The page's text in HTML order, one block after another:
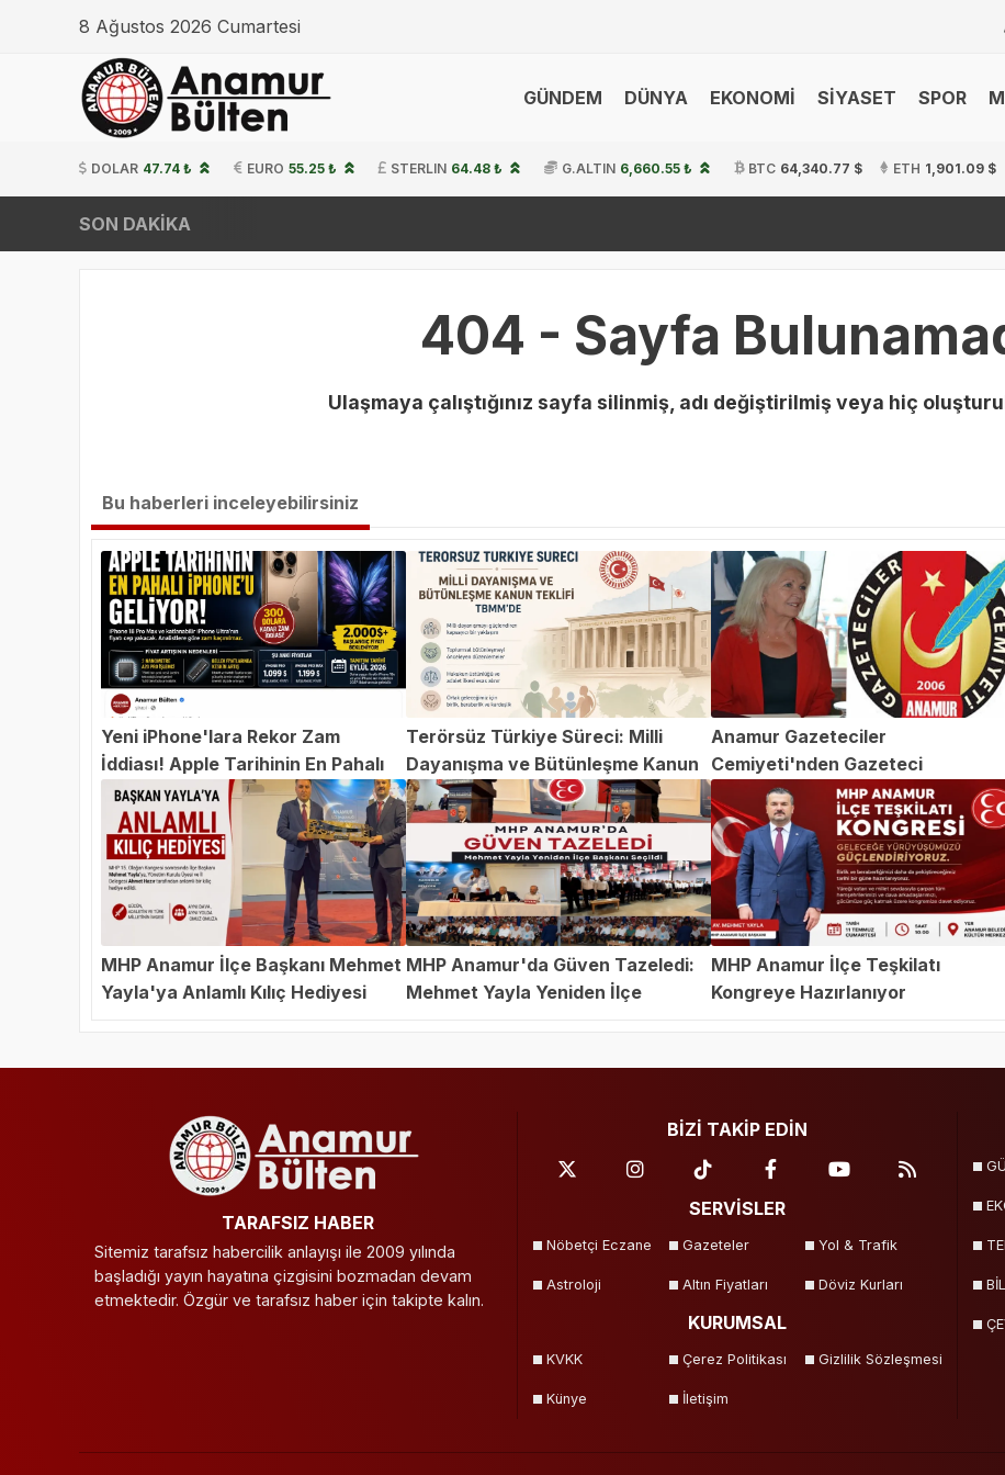
8 Ağustos 2026 Cumartesi
GÜNDEM DÜNYA EKONOMİ SİYASET SPOR
DOLAR 47.74 ₺ EURO 55.25 ₺ STERLIN 64.48 ₺ G.ALTIN 6,660.55 ₺ BTC 64,340.77 $ ETH 1,901.09 $
SON DAKİKA
404 - Sayfa
Ulaşmaya çalıştığınız sayfa silinmiş, adı değiştirilmiş veya hiç
Bu haberleri inceleyebilirsiniz
Yeni iPhone'lara Rekor Zam
İddiası! Apple Tarihinin En Pahalı
iPhone'u Geliyor
Terörsüz Türkiye Süreci: Milli
Dayanışma ve Bütünleşme Kanun
Teklifi TBMM'de
Anamur Gazeteciler
Cemiyeti'nden Gazeteci
Abdülvahap Şehitoğlu'na Yapılan
Saldırıya Kınama
MHP Anamur İlçe Başkanı Mehmet
Yayla'ya Anlamlı Kılıç Hediyesi
MHP Anamur'da Güven Tazeledi:
Mehmet Yayla Yeniden İlçe
MHP Anamur İlçe Teşkilatı
Kongreye Hazırlanıyor
TARAFSIZ HABER
Sitemiz tarafsız habercilik anlayışı ile 2009 yılında
başladığı yayın hayatına çizgisini bozmadan devam
etmektedir. Özgür ve tarafsız haber için takipte kalın.
BİZİ TAKİP EDİN
SERVİSLER
Nöbetçi Eczane Gazeteler Yol & Trafik
Astroloji Altın Fiyatları Döviz Kurları
KURUMSAL
KVKK Çerez Politikası Gizlilik Sözleşmesi
Künye İletişim